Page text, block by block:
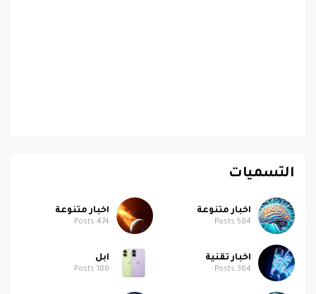
التسميات
اخبار متنوعة
584
اخبار متنوعة
474
اخبار تقنية
364
ابل
186